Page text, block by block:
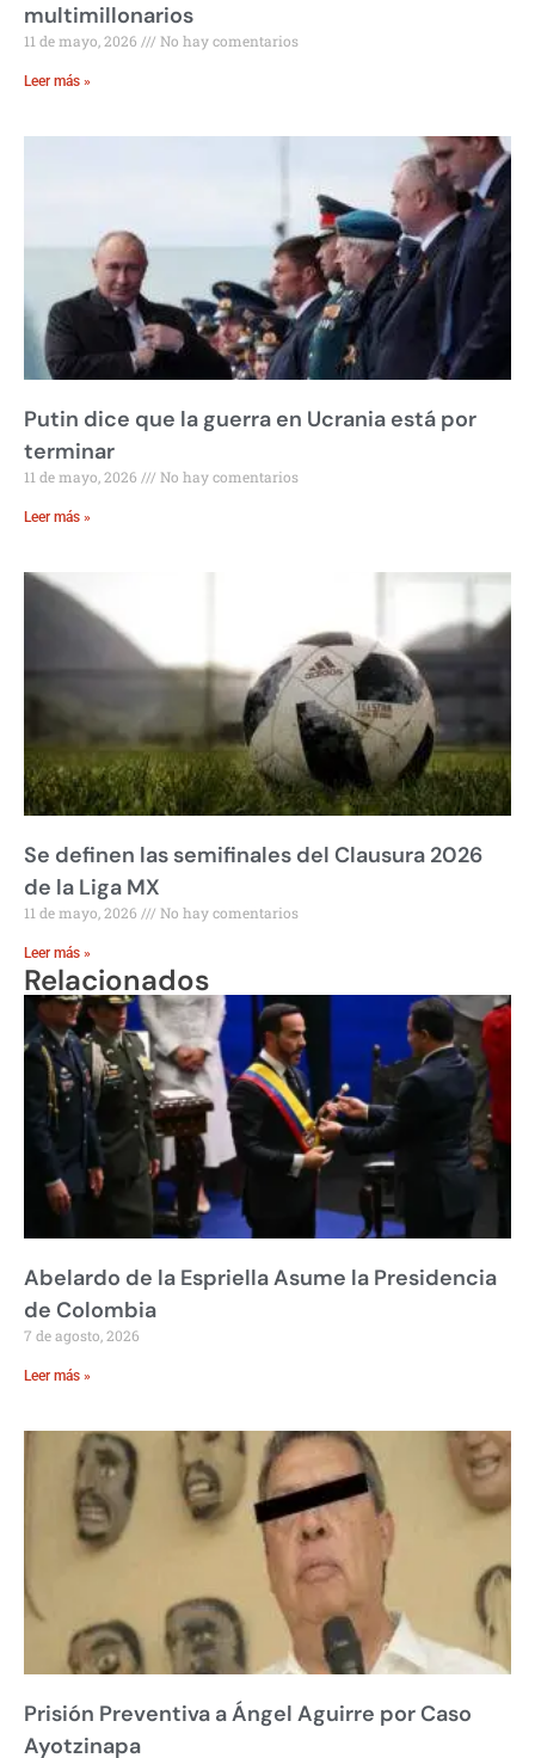
multimillonarios
11 de mayo, 2026 No hay comentarios
Leer más »
Putin dice que la guerra en Ucrania está por
terminar
11 de mayo, 2026 No hay comentarios
Leer más »
Se definen las semifinales del Clausura 2026
de la Liga MX
11 de mayo, 2026 No hay comentarios
Leer más »
Relacionados
Abelardo de la Espriella Asume la Presidencia
de Colombia
7 de agosto, 2026
Leer más »
Prisión Preventiva a Ángel Aguirre por Caso
Ayotzinapa